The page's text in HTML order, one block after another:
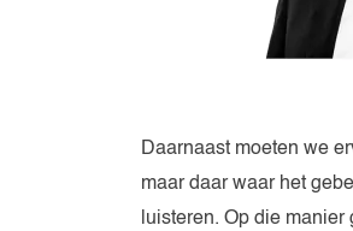
Daarnaast moeten we
maar daar waar het
luisteren. Op die